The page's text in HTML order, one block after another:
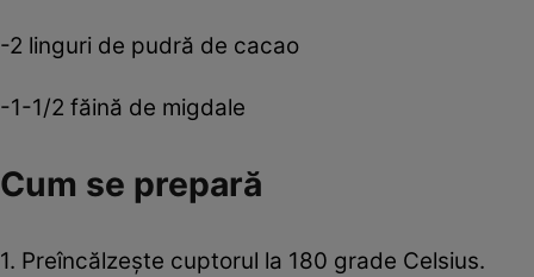
-2 linguri de pudră de cacao
-1-1/2 făină de migdale
Cum se prepară
1. Preîncălzeşte cuptorul la 180 grade Celsius.